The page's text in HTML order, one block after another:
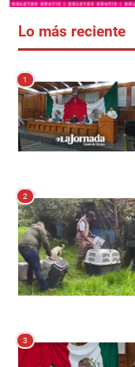
Lo más reciente
1
2
3